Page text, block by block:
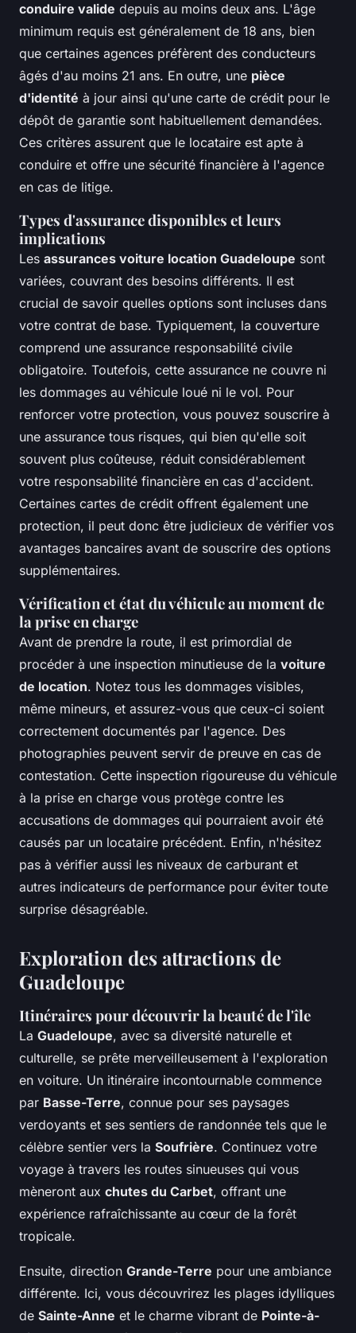
conduire valide depuis au moins deux ans. L'âge
minimum requis est généralement de 18 ans, bien
que certaines agences préfèrent des conducteurs
âgés d'au moins 21 ans. En outre, une pièce
d'identité à jour ainsi qu'une carte de crédit pour le
dépôt de garantie sont habituellement demandées.
Ces critères assurent que le locataire est apte à
conduire et offre une sécurité financière à l'agence
en cas de litige.
Types d'assurance disponibles et leurs
implications
Les assurances voiture location Guadeloupe sont
variées, couvrant des besoins différents. Il est
crucial de savoir quelles options sont incluses dans
votre contrat de base. Typiquement, la couverture
comprend une assurance responsabilité civile
obligatoire. Toutefois, cette assurance ne couvre ni
les dommages au véhicule loué ni le vol. Pour
renforcer votre protection, vous pouvez souscrire à
une assurance tous risques, qui bien qu'elle soit
souvent plus coûteuse, réduit considérablement
votre responsabilité financière en cas d'accident.
Certaines cartes de crédit offrent également une
protection, il peut donc être judicieux de vérifier vos
avantages bancaires avant de souscrire des options
supplémentaires.
Vérification et état du véhicule au moment de
la prise en charge
Avant de prendre la route, il est primordial de
procéder à une inspection minutieuse de la voiture
de location. Notez tous les dommages visibles,
même mineurs, et assurez-vous que ceux-ci soient
correctement documentés par l'agence. Des
photographies peuvent servir de preuve en cas de
contestation. Cette inspection rigoureuse du véhicule
à la prise en charge vous protège contre les
accusations de dommages qui pourraient avoir été
causés par un locataire précédent. Enfin, n'hésitez
pas à vérifier aussi les niveaux de carburant et
autres indicateurs de performance pour éviter toute
surprise désagréable.
Exploration des attractions de
Guadeloupe
Itinéraires pour découvrir la beauté de l'île
La Guadeloupe, avec sa diversité naturelle et
culturelle, se prête merveilleusement à l'exploration
en voiture. Un itinéraire incontournable commence
par Basse-Terre, connue pour ses paysages
verdoyants et ses sentiers de randonnée tels que le
célèbre sentier vers la Soufrière. Continuez votre
voyage à travers les routes sinueuses qui vous
mèneront aux chutes du Carbet, offrant une
expérience rafraîchissante au cœur de la forêt
tropicale.
Ensuite, direction Grande-Terre pour une ambiance
différente. Ici, vous découvrirez les plages idylliques
de Sainte-Anne et le charme vibrant de Pointe-à-